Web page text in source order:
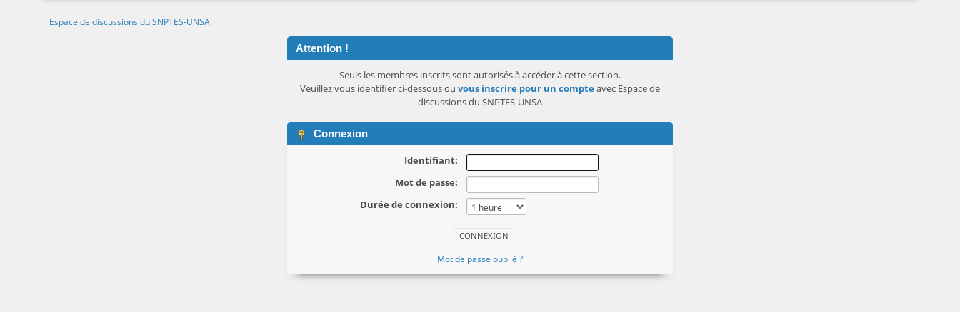
Espace de discussions du SNPTES-UNSA
Attention !
Seuls les membres inscrits sont autorisés à accéder à cette section.
Veuillez vous identifier ci-dessous ou vous inscrire pour un compteavec Espace de
discussions du SNPTES-UNSA
Connexion
Identifiant:
Mot de passe:
Durée de connexion:
Mot de passe oublié ?